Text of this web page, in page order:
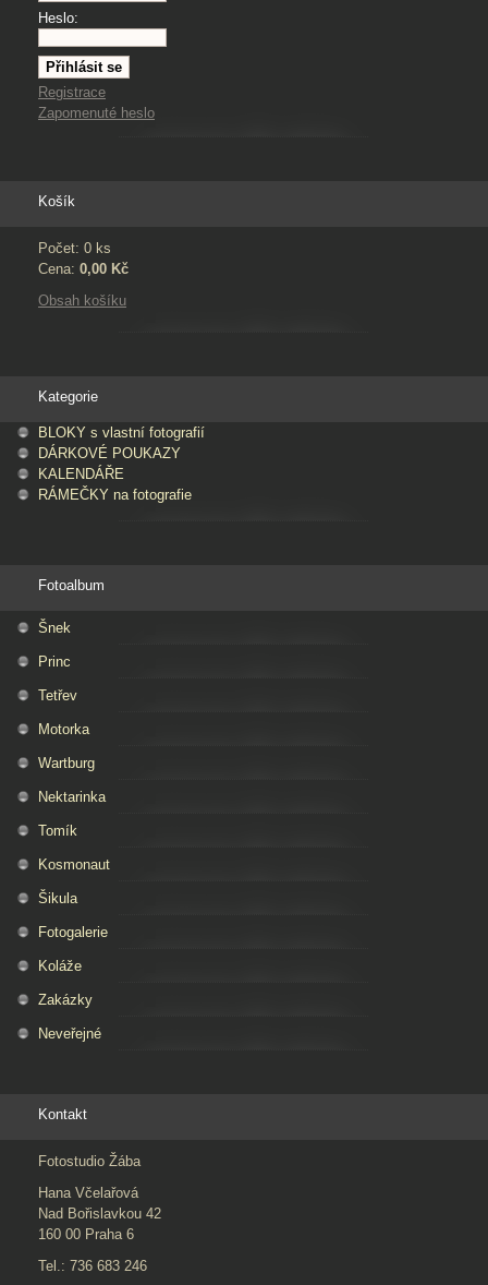
Heslo:
Registrace
Zapomenuté heslo
Košík
Počet: 0 ks
Cena: 0,00 Kč
Obsah košíku
Kategorie
BLOKY s vlastní fotografií
DÁRKOVÉ POUKAZY
KALENDÁŘE
RÁMEČKY na fotografie
Fotoalbum
Šnek
Princ
Tetřev
Motorka
Wartburg
Nektarinka
Tomík
Kosmonaut
Šikula
Fotogalerie
Koláže
Zakázky
Neveřejné
Kontakt
Fotostudio Žába
Hana Včelařová
Nad Bořislavkou 42
160 00 Praha 6
Tel.: 736 683 246